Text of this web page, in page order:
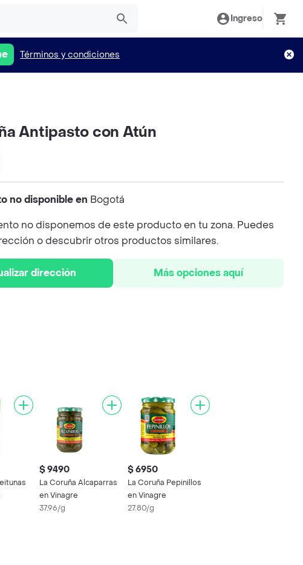
Ingreso
Términos y condiciones
Antipasto con Atún
no disponible en Bogotá
no disponemos de este producto en tu zona. Puedes
o descubrir otros productos similares.
dirección Más opciones aquí
$ 9490
La Coruña Alcaparras
en Vinagre
37.96/g
$ 6950
La Coruña Pepinillos
en Vinagre
27.80/g